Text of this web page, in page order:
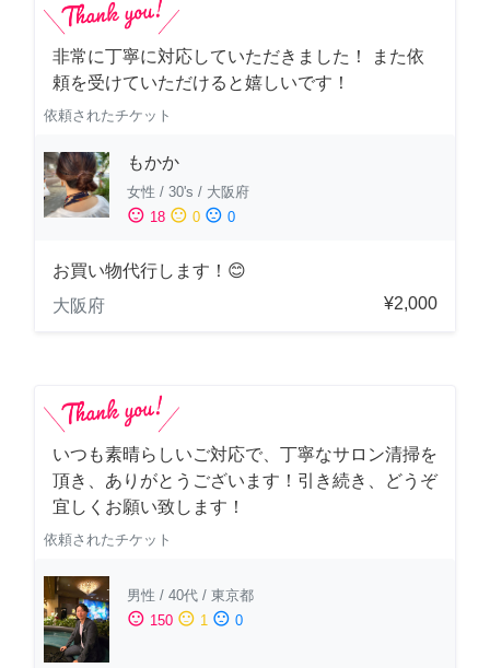
非常に丁寧に対応していただきました！ また依
頼を受けていただけると嬉しいです！
依頼されたチケット
もかか
女性 / 30's / 大阪府
sentiment_satisfied 18 sentiment_neutral 0 sentiment_dissatisfied 0
お買い物代行します！😊
大阪府
¥2,000
いつも素晴らしいご対応で、丁寧なサロン清掃を
頂き、ありがとうございます！引き続き、どうぞ
宜しくお願い致します！
依頼されたチケット
男性 / 40代 / 東京都
sentiment_satisfied 150 sentiment_neutral 1 sentiment_dissatisfied 0